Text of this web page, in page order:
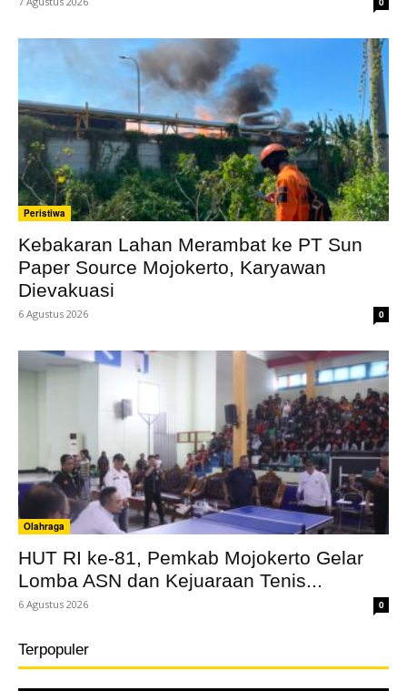
Peristiwa
Kebakaran Lahan Merambat ke PT Sun
Paper Source Mojokerto, Karyawan
Dievakuasi
6 Agustus 2026 0
Olahraga
HUT RI ke-81, Pemkab Mojokerto Gelar
Lomba ASN dan Kejuaraan Tenis...
6 Agustus 2026 0
Terpopuler